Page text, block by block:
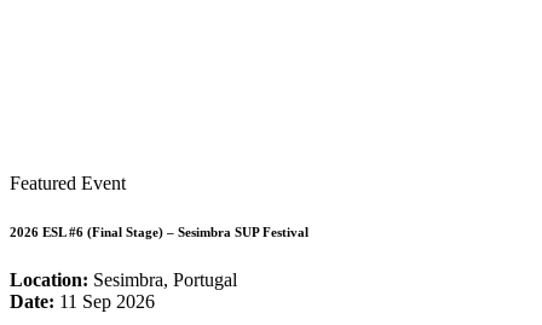
Featured Event
2026 ESL #6 (Final Stage) – Sesimbra SUP Festival
Location: Sesimbra, Portugal
Date: 11 Sep 2026